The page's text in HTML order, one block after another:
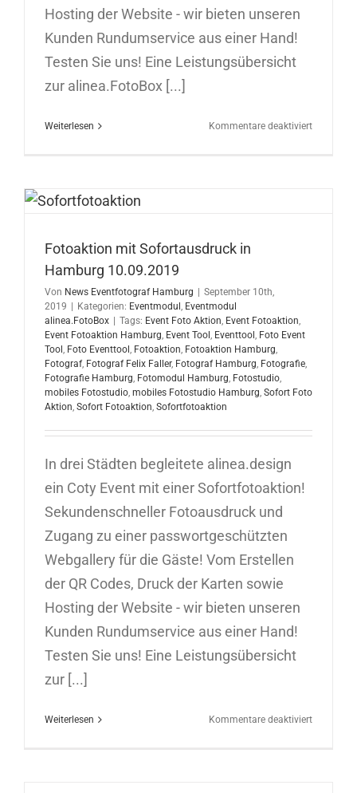
Hosting der Website - wir bieten unseren
Kunden Rundumservice aus einer Hand!
Testen Sie uns! Eine Leistungsübersicht
zur alinea.FotoBox [...]
Weiterlesen Kommentare deaktiviertfür
Fotoaktion mit Sofortausdruck in
Hamburg 10.09.2019
Von News Eventfotograf Hamburg
September 10th,
2019
Kategorien: Eventmodul , Eventmodul
alinea.FotoBox
Tags: Event Foto Aktion, Event Fotoaktion,
Event Fotoaktion Hamburg, Event Tool , Eventtool , Foto Event
Tool , Foto Eventtool , Fotoaktion, Fotoaktion Hamburg,
Fotograf, Fotograf Felix Faller, Fotograf Hamburg, Fotografie,
Fotografie Hamburg, Fotomodul Hamburg, Fotostudio,
mobiles Fotostudio, mobiles Fotostudio Hamburg, Sofort Foto
Aktion, Sofort Fotoaktion, Sofortfotoaktion
In drei Städten begleitete alinea.design
ein Coty Event mit einer Sofortfotoaktion!
Sekundenschneller Fotoausdruck und
Zugang zu einer passwortgeschützten
Webgallery für die Gäste! Vom Erstellen
der QR Codes, Druck der Karten sowie
Hosting der Website - wir bieten unseren
Kunden Rundumservice aus einer Hand!
Testen Sie uns! Eine Leistungsübersicht
zur [...]
Weiterlesen Kommentare deaktiviertfür